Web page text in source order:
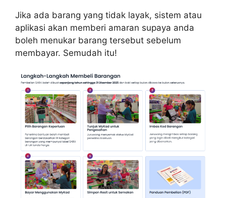
Jika ada barang yang tidak layak, sistem atau
aplikasi akan memberi amaran supaya anda
boleh menukar barang tersebut sebelum
membayar. Semudah itu!